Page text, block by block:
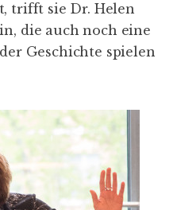
trifft sie Dr. Helen
die auch noch eine
Geschichte spielen